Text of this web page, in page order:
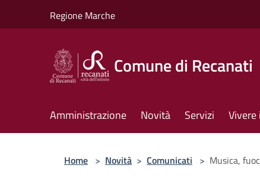
Regione Marche
Comune di Recanati
Amministrazione Novità Servizi Vivere
Home > Novità > Comunicati > Musica,